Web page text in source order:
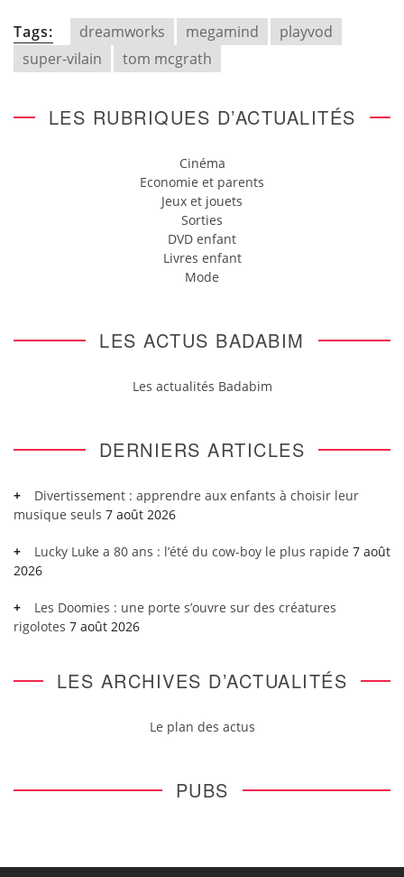
Tags: dreamworks megamind
playvod
super-vilain
tom mcgrath
LES RUBRIQUES D’ACTUALITÉS
Cinéma
Economie et parents
Jeux et jouets
Sorties
DVD enfant
Livres enfant
Mode
LES ACTUS BADABIM
Les actualités Badabim
DERNIERS ARTICLES
Divertissement : apprendre aux enfants à choisir leur
musique seuls 7 août 2026
Lucky Luke a 80 ans : l’été du cow-boy le plus rapide 7 août
2026
Les Doomies : une porte s’ouvre sur des créatures
rigolotes 7 août 2026
LES ARCHIVES D’ACTUALITÉS
Le plan des actus
PUBS